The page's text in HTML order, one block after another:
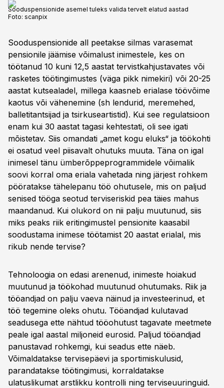
Sooduspensionide asemel tuleks valida tervelt elatud aastad
Foto: scanpix
Sooduspensionide all peetakse silmas varasemat
pensionile jäämise võimalust inimestele, kes on
töötanud 10 kuni 12,5 aastat tervistkahjustavates või
rasketes töötingimustes (väga pikk nimekiri) või 20-25
aastat kutsealadel, millega kaasneb erialase töövõime
kaotus või vähenemine (sh lendurid, meremehed,
balletitantsijad ja tsirkuseartistid). Kui see regulatsioon
enam kui 30 aastat tagasi kehtestati, oli see igati
mõistetav. Siis omandati „amet kogu eluks“ ja töökohti
ei osatud veel piisavalt ohutuks muuta. Täna on igal
inimesel tänu ümberõppeprogrammidele võimalik
soovi korral oma eriala vahetada ning järjest rohkem
pööratakse tähelepanu töö ohutusele, mis on paljud
senised tööga seotud terviseriskid pea täies mahus
maandanud. Kui olukord on nii palju muutunud, siis
miks peaks riik eritingimustel pensionite kaasabil
soodustama inimese töötamist 20 aastat erialal, mis
rikub nende tervise?
Tehnoloogia on edasi arenenud, inimeste hoiakud
muutunud ja töökohad muutunud ohutumaks. Riik ja
tööandjad on palju vaeva näinud ja investeerinud, et
töö tegemine oleks ohutu. Tööandjad kulutavad
seadusega ette nähtud tööohutust tagavate meetmete
peale igal aastal miljoneid eurosid. Paljud tööandjad
panustavad rohkemgi, kui seadus ette näeb.
Võimaldatakse tervisepäevi ja sportimiskulusid,
parandatakse töötingimusi, korraldatakse
ulatuslikumat arstlikku kontrolli ning terviseuuringuid.